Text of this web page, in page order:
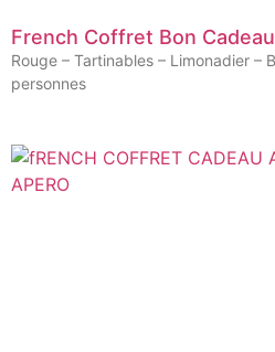
French Coffret Bon Cadeau
Rouge – Tartinables – Limonadier –
personnes